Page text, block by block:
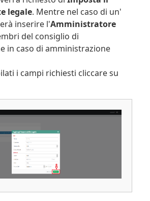
legale. Mentre nel caso di un'
inserire l'Amministratore
del consiglio di
in caso di amministrazione
i campi richiesti cliccare su